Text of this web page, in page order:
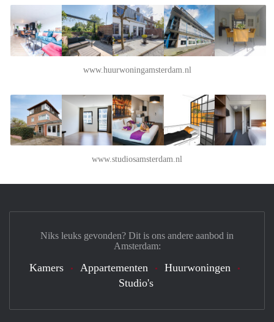
www.huurwoningamsterdam.nl
www.studiosamsterdam.nl
Niks leuks gevonden? Dit is ons andere aanbod in
Amsterdam:
Kamers Appartementen
Huurwoningen
Studio's